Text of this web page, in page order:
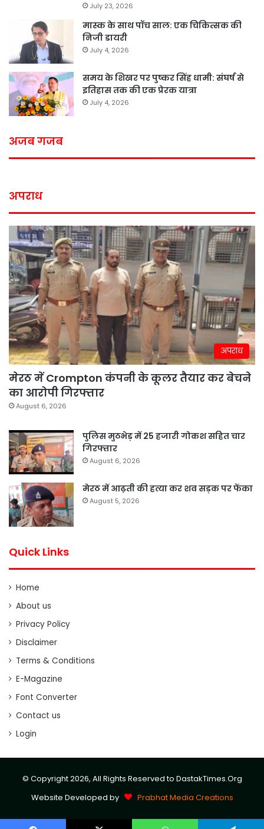
July 23, 2026
मास्क के साथ पॉच साल: एक चिकित्सक की
निजी डायरी
July 4, 2026
समय के शिखर पर पुष्कर सिंह धामी: संघर्ष से
इतिहास तक की एक प्रेरक यात्रा
July 4, 2026
अजब गजब
अपराध
अपराध
मेरठ में Crompton कंपनी के कूलर तैयार कर बेचने
का आरोपी गिरफ्तार
August 6, 2026
पुलिस मुठभेड़ में 25 हजारी गोकश सहित चार
गिरफ्तार
August 6, 2026
मेरठ में आढ़ती की हत्या कर शव सड़क पर फेंका
August 5, 2026
Quick Links
Home
About us
Privacy Policy
Disclaimer
Terms & Conditions
E-Magazine
Font Converter
Contact us
Login
© Copyright 2026, All Rights Reserved to DastakTimes.Org
Website Developed by
Prabhat Media Creations